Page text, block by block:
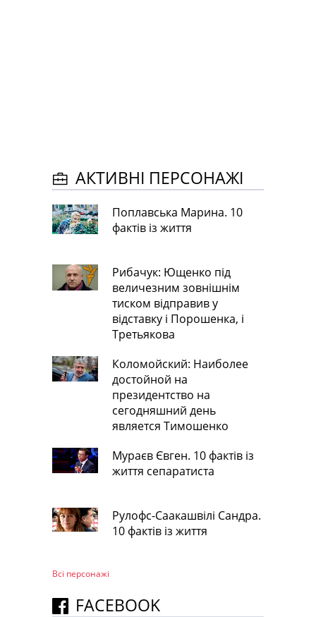
АКТИВНІ ПЕРСОНАЖІ
Поплавська Марина. 10
фактів із життя
Рибачук: Ющенко під
величезним зовнішнім
тиском відправив у
відставку і Порошенка, і
Третьякова
Коломойский: Наиболее
достойной на
президентство на
сегодняшний день
является Тимошенко
Мураєв Євген. 10 фактів із
життя сепаратиста
Рулофс-Саакашвілі Сандра.
10 фактів із життя
Всі персонажi
FACEBOOK